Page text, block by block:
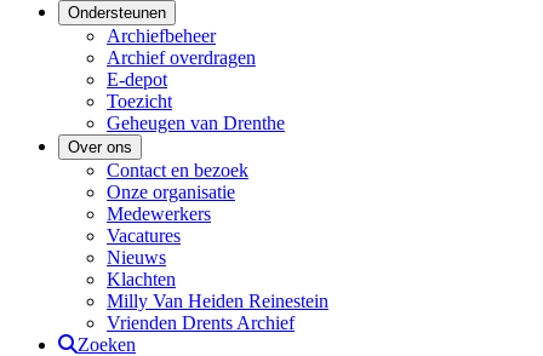
Ondersteunen
Archiefbeheer
Archief overdragen
E-depot
Toezicht
Geheugen van Drenthe
Over ons
Contact en bezoek
Onze organisatie
Medewerkers
Vacatures
Nieuws
Klachten
Milly Van Heiden Reinestein
Vrienden Drents Archief
Zoeken